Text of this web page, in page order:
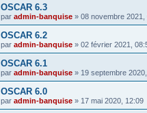
OSCAR 6.3
par admin-banquise » 08 novembre 2021,
OSCAR 6.2
par admin-banquise » 02 février 2021,
OSCAR 6.1
par admin-banquise » 19 septembre
OSCAR 6.0
par admin-banquise » 17 mai 2020, 12:09